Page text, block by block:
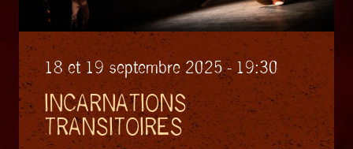
18 et 19 septembre 2025 - 19:30
INCARNATIONS
TRANSITOIRES